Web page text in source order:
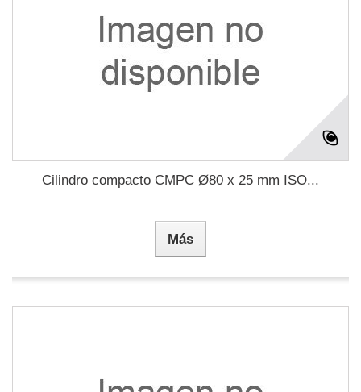
Cilindro compacto CMPC Ø80 x 25 mm ISO...
Más